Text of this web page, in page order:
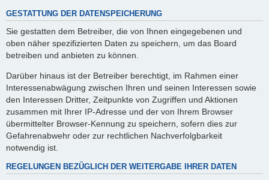
GESTATTUNG DER DATENSPEICHERUNG
Sie gestatten dem Betreiber, die von Ihnen eingegebenen und
oben näher spezifizierten Daten zu speichern, um das Board
betreiben und anbieten zu können.
Darüber hinaus ist der Betreiber berechtigt, im Rahmen einer
Interessenabwägung zwischen Ihren und seinen Interessen sowie
den Interessen Dritter, Zeitpunkte von Zugriffen und Aktionen
zusammen mit Ihrer IP-Adresse und der von Ihrem Browser
übermittelter Browser-Kennung zu speichern, sofern dies zur
Gefahrenabwehr oder zur rechtlichen Nachverfolgbarkeit
notwendig ist.
REGELUNGEN BEZÜGLICH DER WEITERGABE IHRER DATEN